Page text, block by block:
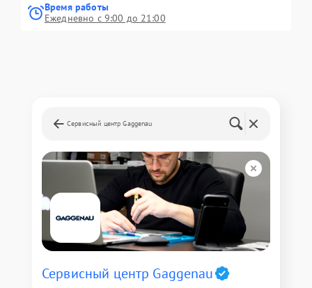
Время работы
Ежедневно с 9:00 до 21:00
Сервисный центр Gaggenau
Сервисный центр Gaggenau